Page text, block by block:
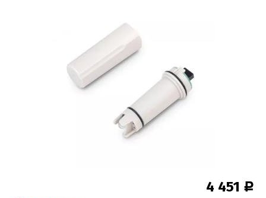
4 451 Р